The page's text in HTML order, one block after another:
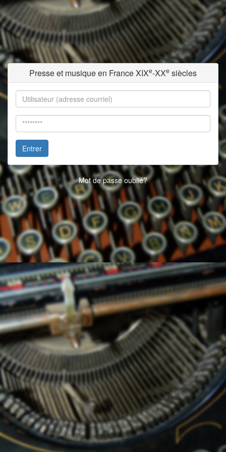
Presse et musique en France XIXe-XXe siècles
Entrer
Mot de passe oublié?